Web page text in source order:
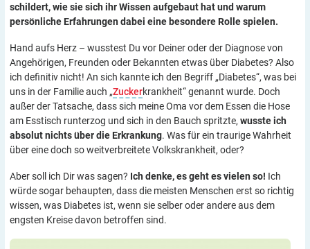
schildert, wie sie sich ihr Wissen aufgebaut hat und warum
persönliche Erfahrungen dabei eine besondere Rolle spielen.
Hand aufs Herz – wusstest Du vor Deiner oder der Diagnose von
Angehörigen, Freunden oder Bekannten etwas über Diabetes? Also
ich definitiv nicht! An sich kannte ich den Begriff „Diabetes“, was bei
uns in der Familie auch „Zuckerkrankheit“ genannt wurde. Doch
außer der Tatsache, dass sich meine Oma vor dem Essen die Hose
am Esstisch runterzog und sich in den Bauch spritzte, wusste ich
absolut nichts über die Erkrankung. Was für ein traurige Wahrheit
über eine doch so weitverbreitete Volkskrankheit, oder?
Aber soll ich Dir was sagen? Ich denke, es geht es vielen so! Ich
würde sogar behaupten, dass die meisten Menschen erst so richtig
wissen, was Diabetes ist, wenn sie selber oder andere aus dem
engsten Kreise davon betroffen sind.